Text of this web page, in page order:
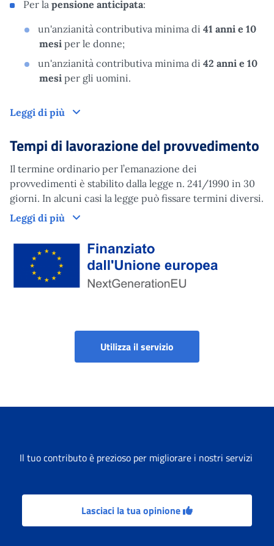
Per la pensione anticipata:
un'anzianità contributiva minima di 41 anni e 10
mesi per le donne;
un'anzianità contributiva minima di 42 anni e 10
mesi per gli uomini.
Leggi di più Domanda
Tempi di lavorazione del provvedimento
Il termine ordinario per l’emanazione dei
provvedimenti è stabilito dalla legge n. 241/1990 in 30
giorni. In alcuni casi la legge può fissare termini diversi.
Leggi di più
Tempi di lavorazione del provvedimento
Finanziato dall'Unione Europea tramite Next Generation EU
Utilizza il servizio
Il tuo contributo è prezioso per migliorare i nostri servizi
Lasciaci la tua opinione